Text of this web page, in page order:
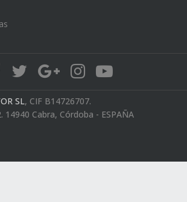
SL, CIF B14726707.
14940 Cabra, Córdoba - ESPAÑA